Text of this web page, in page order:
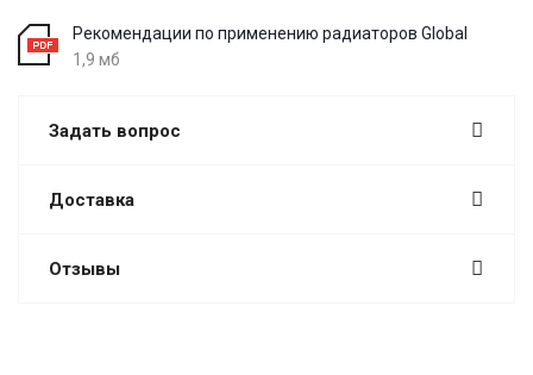
Рекомендации по применению радиаторов Global
1,9 мб
Задать вопрос
Доставка
Отзывы